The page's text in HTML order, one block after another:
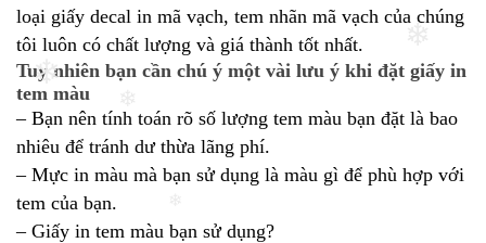
loại giấy decal in mã vạch, tem nhãn mã vạch của chúng
tôi luôn có chất lượng và giá thành tốt nhất.
Tuy nhiên bạn cần chú ý một vài lưu ý khi đặt giấy in
tem màu
– Bạn nên tính toán rõ số lượng tem màu bạn đặt là bao
nhiêu để tránh dư thừa lãng phí.
– Mực in màu mà bạn sử dụng là màu gì để phù hợp với
tem của bạn.
– Giấy in tem màu bạn sử dụng?
❄
❄
❄ ❄